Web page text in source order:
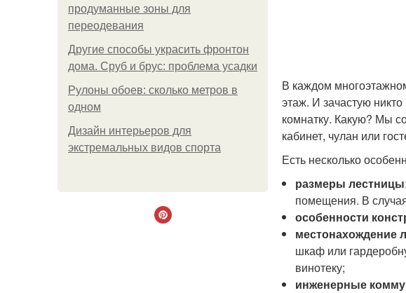
продуманные зоны для
переодевания
Другие способы украсить фронтон
дома. Сруб и брус: проблема усадки
Рулоны обоев: сколько метров в
одном
Дизайн интерьеров для
экстремальных видов спорта
В каждом
этаж. И зачастую
комнатку. Какую? Мы
кабинет, чулан или
Есть несколько
размеры лестницы
помещения. В
особенности
местонахождение
шкаф или
винотеку;
инженерные